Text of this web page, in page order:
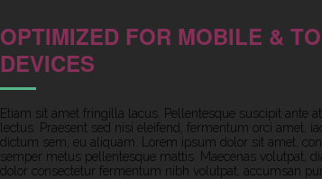
OPTIMIZED FOR MOBILE &
DEVICES
Etiam sit amet fringilla lacus. Pellentesque suscipit ante
lectus. Praesent sed nisi eleifend, fermentum orci amet,
dictum sem, eu aliquam. Lorem ipsum dolor sit amet,
semper metus pellentesque mattis. Maecenas volutpat,
dolor consectetur fermentum nibh volutpat, accumsan